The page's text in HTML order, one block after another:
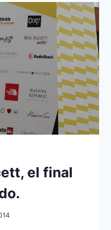
el final